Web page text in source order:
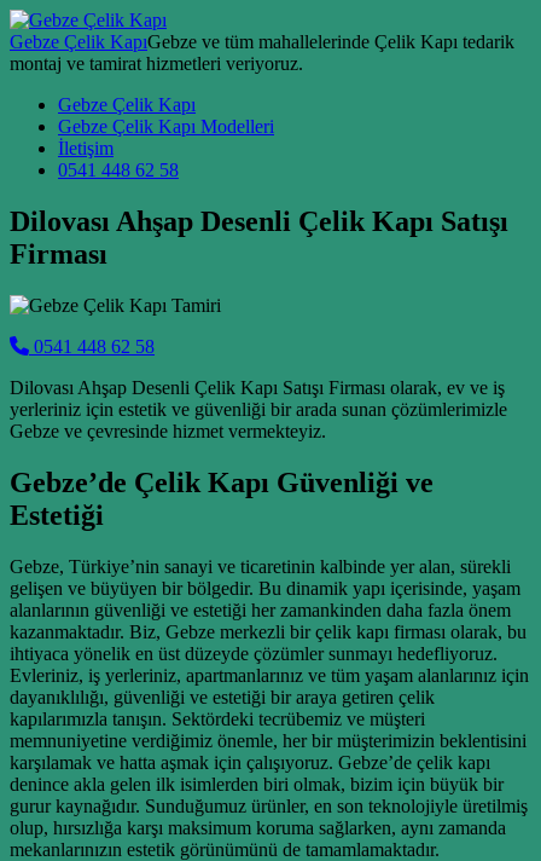
Skip to content
Gebze Çelik KapıGebze ve tüm mahallelerinde Çelik Kapı tedarik
montaj ve tamirat hizmetleri veriyoruz.
Main Navigation
Gebze Çelik Kapı
Gebze Çelik Kapı Modelleri
İletişim
0541 448 62 58
Dilovası Ahşap Desenli Çelik Kapı Satışı
Firması
0541 448 62 58
Dilovası Ahşap Desenli Çelik Kapı Satışı Firması olarak, ev ve iş
yerleriniz için estetik ve güvenliği bir arada sunan çözümlerimizle
Gebze ve çevresinde hizmet vermekteyiz.
Gebze’de Çelik Kapı Güvenliği ve
Estetiği
Gebze, Türkiye’nin sanayi ve ticaretinin kalbinde yer alan, sürekli
gelişen ve büyüyen bir bölgedir. Bu dinamik yapı içerisinde, yaşam
alanlarının güvenliği ve estetiği her zamankinden daha fazla önem
kazanmaktadır. Biz, Gebze merkezli bir çelik kapı firması olarak, bu
ihtiyaca yönelik en üst düzeyde çözümler sunmayı hedefliyoruz.
Evleriniz, iş yerleriniz, apartmanlarınız ve tüm yaşam alanlarınız için
dayanıklılığı, güvenliği ve estetiği bir araya getiren çelik
kapılarımızla tanışın. Sektördeki tecrübemiz ve müşteri
memnuniyetine verdiğimiz önemle, her bir müşterimizin beklentisini
karşılamak ve hatta aşmak için çalışıyoruz. Gebze’de çelik kapı
denince akla gelen ilk isimlerden biri olmak, bizim için büyük bir
gurur kaynağıdır. Sunduğumuz ürünler, en son teknolojiyle üretilmiş
olup, hırsızlığa karşı maksimum koruma sağlarken, aynı zamanda
mekanlarınızın estetik görünümünü de tamamlamaktadır.